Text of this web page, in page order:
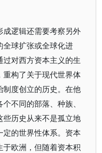
成逻辑还需要考察另外
全球扩张或全球化进
对西方资本主义的生
重构了关于现代世界体
制度创立的历史。在他
不同的部落、种族、
些历史从来不是孤立地
的世界性体系。资本
欧洲，但随着资本积